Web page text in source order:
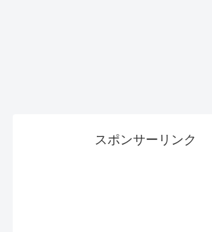
ムネモンキー』 トレンディなクリスマ
スポンサーリンク